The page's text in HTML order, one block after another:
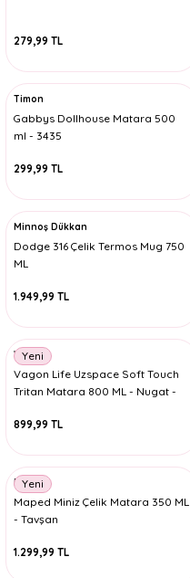
279,99 TL
Timon
Gabbys Dollhouse Matara 500
ml - 3435
299,99 TL
Minnoş Dükkan
Dodge 316 Çelik Termos Mug 750
ML
1.949,99 TL
Yeni
Vagon
Vagon Life Uzspace Soft Touch
Tritan Matara 800 ML - Nugat -
899,99 TL
Yeni
Maped
Maped Miniz Çelik Matara 350 ML
- Tavşan
1.299,99 TL